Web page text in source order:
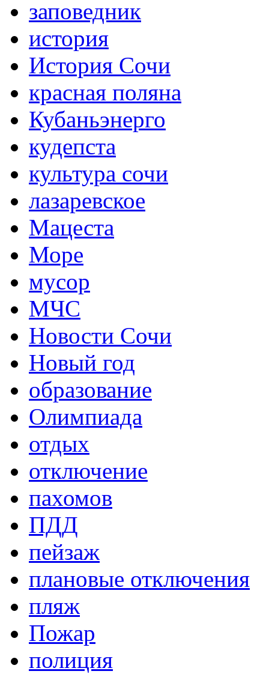
заповедник
история
История Сочи
красная поляна
Кубаньэнерго
кудепста
культура сочи
лазаревское
Мацеста
Море
мусор
МЧС
Новости Сочи
Новый год
образование
Олимпиада
отдых
отключение
пахомов
ПДД
пейзаж
плановые отключения
пляж
Пожар
полиция